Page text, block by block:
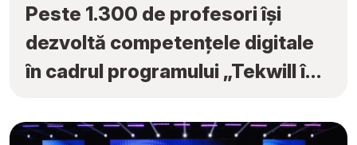
Peste 1.300 de profesori își
dezvoltă competențele digitale
în cadrul programului „Tekwill în